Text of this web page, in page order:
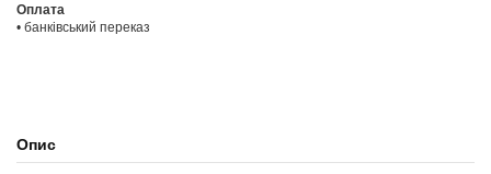
Оплата
• банківський переказ
Опис